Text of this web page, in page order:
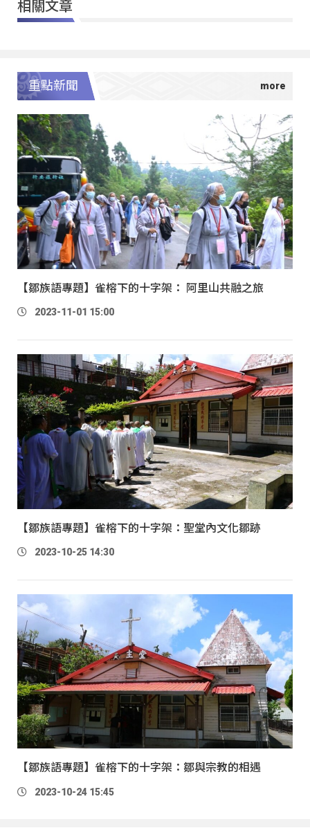
相關文章
重點新聞
【鄒族語專題】雀榕下的十字架： 阿里山共融之旅
2023-11-01 15:00
【鄒族語專題】雀榕下的十字架：聖堂內文化鄒跡
2023-10-25 14:30
【鄒族語專題】雀榕下的十字架：鄒與宗教的相遇
2023-10-24 15:45